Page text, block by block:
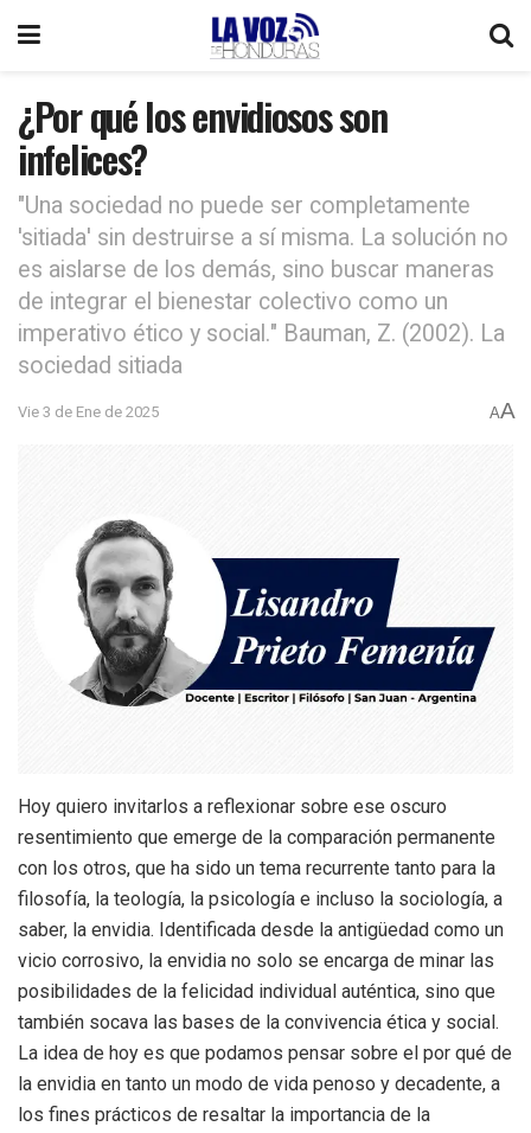
¿Por qué los envidiosos son
infelices?
"Una sociedad no puede ser completamente
'sitiada' sin destruirse a sí misma. La solución no
es aislarse de los demás, sino buscar maneras
de integrar el bienestar colectivo como un
imperativo ético y social." Bauman, Z. (2002). La
sociedad sitiada
Vie 3 de Ene de 2025 AA
Hoy quiero invitarlos a reflexionar sobre ese oscuro
resentimiento que emerge de la comparación permanente
con los otros, que ha sido un tema recurrente tanto para la
filosofía, la teología, la psicología e incluso la sociología, a
saber, la envidia. Identificada desde la antigüedad como un
vicio corrosivo, la envidia no solo se encarga de minar las
posibilidades de la felicidad individual auténtica, sino que
también socava las bases de la convivencia ética y social.
La idea de hoy es que podamos pensar sobre el por qué de
la envidia en tanto un modo de vida penoso y decadente, a
los fines prácticos de resaltar la importancia de la